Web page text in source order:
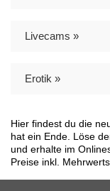
Livecams »
Erotik »
Hier findest du die
hat ein Ende. Löse
und erhalte im
Preise inkl.